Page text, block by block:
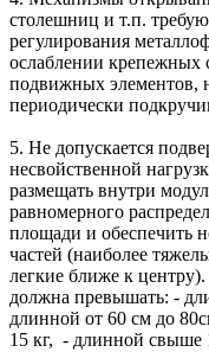
столешниц и т.п.
регулирования
ослаблении крепежных
подвижных элементов,
периодически
5. Не допускается
несвойственной
размещать внутри
равномерного
площади и обеспечить
частей (наиболее
легкие ближе к
должна превышать: -
длинной от 60 см до
15 кг, - длинной свыше